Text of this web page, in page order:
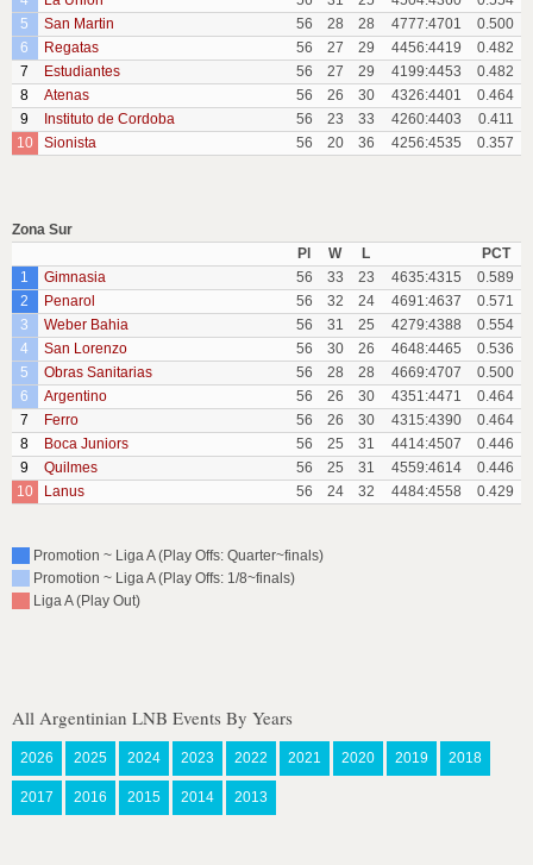
5
San Martin 56 28 28 4777:4701
0.500
6
Regatas 56 27 29 4456:4419
0.482
7
Estudiantes 56 27 29 4199:4453
0.482
8
Atenas 56 26 30 4326:4401
0.464
9
Instituto de Cordoba 56 23 33 4260:4403
0.411
10
Sionista 56 20 36 4256:4535 0.357
Zona Sur
Pl
W L
PCT
1
Gimnasia 56 33 23 4635:4315
0.589
2
Penarol 56 32 24 4691:4637
0.571
3
Weber Bahia 56 31 25 4279:4388
0.554
4
San Lorenzo 56 30 26 4648:4465
0.536
5
Obras Sanitarias 56 28 28 4669:4707
0.500
6
Argentino 56 26 30 4351:4471
0.464
7
Ferro 56 26 30 4315:4390
0.464
8
Boca Juniors 56 25 31 4414:4507
0.446
9
Quilmes 56 25 31 4559:4614
0.446
10
Lanus 56 24 32 4484:4558 0.429
Promotion ~ Liga A (Play Offs: Quarter~finals)
Promotion ~ Liga A (Play Offs: 1/8~finals)
Liga A (Play Out)
All Argentinian LNB Events By Years
2026 2025 2024 2023 2022 2021 2020 2019 2018
2017 2016 2015 2014 2013